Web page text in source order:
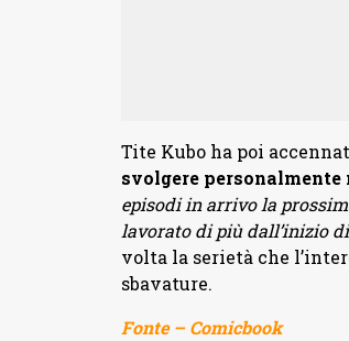
Tite Kubo ha poi
svolgere
episodi in arrivo la
lavorato di più dall’inizio
volta la serietà che
sbavature.
Fonte – Comicbook